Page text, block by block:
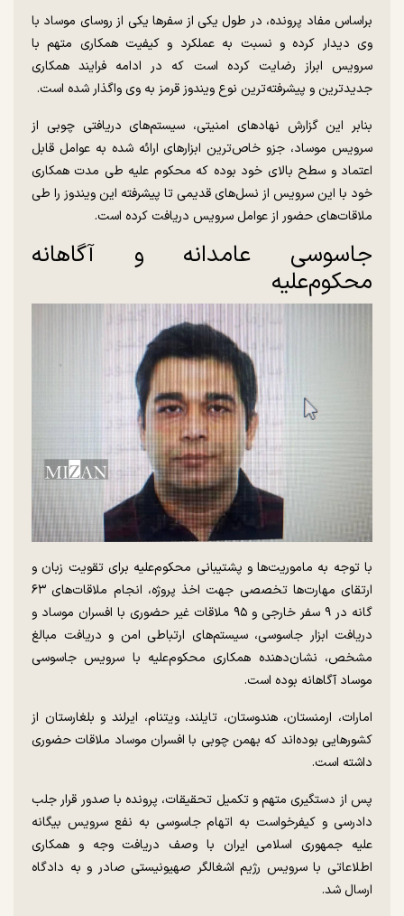
براساس مفاد پرونده، در طول یکی از سفر‌ها یکی از روسای موساد با
وی دیدار کرده و نسبت به عملکرد و کیفیت همکاری متهم با
سرویس ابراز رضایت کرده است که در ادامه فرایند همکاری
جدیدترین و پیشرفته‌ترین نوع ویندوز قرمز به وی واگذار شده است.
بنابر این گزارش نهاد‌های امنیتی، سیستم‌های دریافتی چوبی از
سرویس موساد، جزو خاص‌ترین ابزار‌های ارائه شده به عوامل قابل
اعتماد و سطح بالای خود بوده که محکوم علیه طی مدت همکاری
خود با این سرویس از نسل‌های قدیمی تا پیشرفته این ویندوز را طی
ملاقات‌های حضور از عوامل سرویس دریافت کرده است.
جاسوسی عامدانه و آگاهانه
محکوم‌علیه
با توجه به ماموریت‌ها و پشتیبانی محکوم‌علیه برای تقویت زبان و
ارتقای مهارت‌ها تخصصی جهت اخذ پروژه، انجام ملاقات‌های ۶۳
گانه در ۹ سفر خارجی و ۹۵ ملاقات غیر حضوری با افسران موساد و
دریافت ابزار جاسوسی، سیستم‌های ارتباطی امن و دریافت مبالغ
مشخص، نشان‌دهنده همکاری محکوم‌علیه با سرویس جاسوسی
موساد آگاهانه بوده است.
امارات، ارمنستان، هندوستان، تایلند، ویتنام، ایرلند و بلغارستان از
کشور‌هایی بوده‌اند که بهمن چوبی با افسران موساد ملاقات حضوری
داشته است.
پس از دستگیری متهم و تکمیل تحقیقات، پرونده با صدور قرار جلب
دادرسی و کیفرخواست به اتهام جاسوسی به نفع سرویس بیگانه
علیه جمهوری اسلامی ایران با وصف دریافت وجه و همکاری
اطلاعاتی با سرویس رژیم اشغالگر صهیونیستی صادر و به دادگاه
ارسال شد.